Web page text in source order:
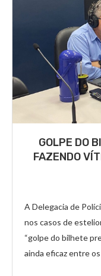
GOLPE DO
FAZENDO
A Delegacia de
nos casos de
“golpe do bilhete
ainda eficaz entre